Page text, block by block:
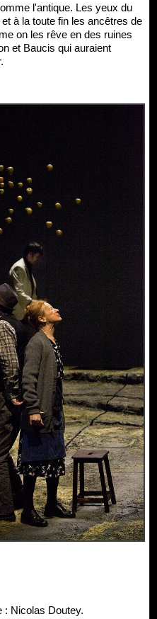
l'antique. Les yeux du
à la toute fin les ancêtres de
on les rêve en des ruines
et Baucis qui auraient
: Nicolas Doutey.